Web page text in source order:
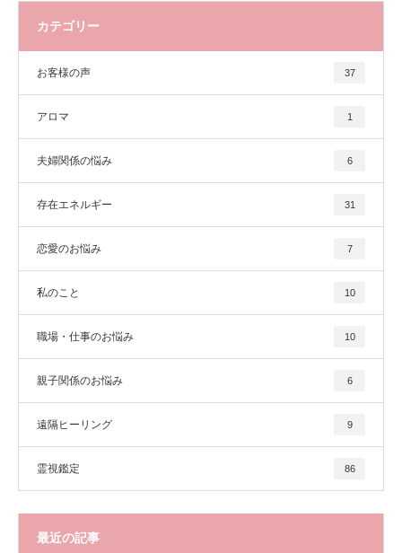
カテゴリー
お客様の声 37
アロマ 1
夫婦関係の悩み 6
存在エネルギー 31
恋愛のお悩み 7
私のこと 10
職場・仕事のお悩み 10
親子関係のお悩み 6
遠隔ヒーリング 9
霊視鑑定 86
最近の記事